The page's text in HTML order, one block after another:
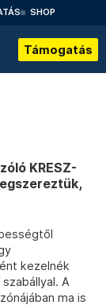
SHOP
Támogatás
KRESZ-
kezelnék
A
ma is